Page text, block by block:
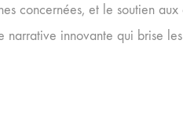
concernées, et le soutien
innovante qui brise